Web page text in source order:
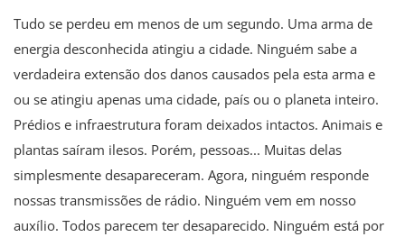
Tudo se perdeu em menos de um segundo. Uma arma de
energia desconhecida atingiu a cidade. Ninguém sabe a
verdadeira extensão dos danos causados pela esta arma e
ou se atingiu apenas uma cidade, país ou o planeta inteiro.
Prédios e infraestrutura foram deixados intactos. Animais e
plantas saíram ilesos. Porém, pessoas... Muitas delas
simplesmente desapareceram. Agora, ninguém responde
nossas transmissões de rádio. Ninguém vem em nosso
auxílio. Todos parecem ter desaparecido. Ninguém está por